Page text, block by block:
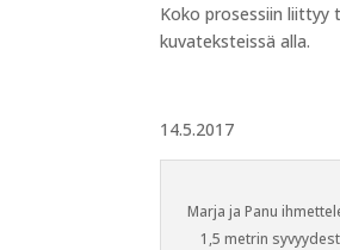
Koko prosessiin liittyy
kuvateksteissä alla.
14.5.2017
Marja ja Panu
1,5 metrin